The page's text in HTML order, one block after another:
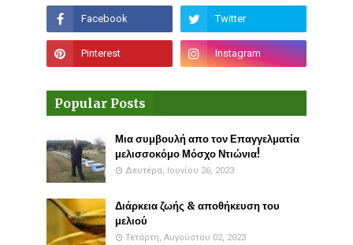
Popular Posts
Μια συμβουλή απο τον Επαγγελματία
μελισσοκόμο Μόσχο Ντιώνια!
Δευτέρα, Ιουνίου 26, 2023
Διάρκεια ζωής & αποθήκευση του
μελιού
Τετάρτη, Αυγούστου 02, 2023